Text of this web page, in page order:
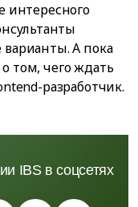
интересного
А пока
о том, чего ждать
разработчик.
IBS в соцсетях